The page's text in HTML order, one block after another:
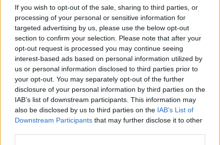
If you wish to opt-out of the sale, sharing to third parties, or
processing of your personal or sensitive information for
targeted advertising by us, please use the below opt-out
section to confirm your selection. Please note that after your
opt-out request is processed you may continue seeing
interest-based ads based on personal information utilized by
us or personal information disclosed to third parties prior to
your opt-out. You may separately opt-out of the further
disclosure of your personal information by third parties on the
IAB’s list of downstream participants. This information may
also be disclosed by us to third parties on the IAB’s List of
Downstream Participants that may further disclose it to other
E
T E T
La réponse à ce puzzle est la suivante:
C E
T
C
U I R
E
C
R
E
C R I
T
R
U
E